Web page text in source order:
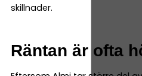
skillnader.
Räntan är ofta